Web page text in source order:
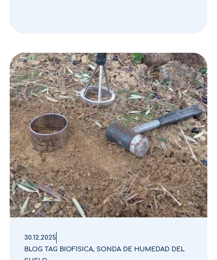
30.12.2025
BLOG TAG BIOFISICA, SONDA DE HUMEDAD DEL